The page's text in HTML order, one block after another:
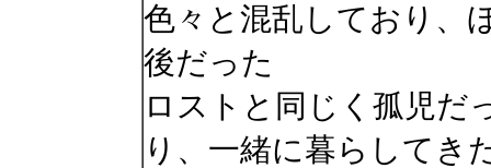
色々と混乱しており、
後だった
ロストと同じく孤児だ
り、一緒に暮らしてき